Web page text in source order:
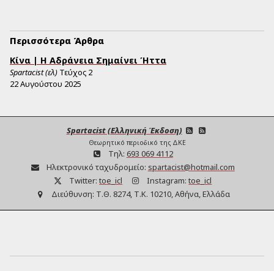
Περισσότερα Άρθρα
Κίνα | Η Αδράνεια Σημαίνει Ήττα
Spartacist (ελ) Τεύχος 2
22 Αυγούστου 2025
Spartacist (Ελληνική Έκδοση)
Θεωρητικό περιοδικό της ΔΚΕ
Τηλ: 693 069 4112
Ηλεκτρονικό ταχυδρομείο: spartacist@hotmail.com
Twitter: toe_icl Instagram: toe_icl
Διεύθυνση: Τ.Θ. 8274, Τ.Κ. 10210, Αθήνα, Ελλάδα